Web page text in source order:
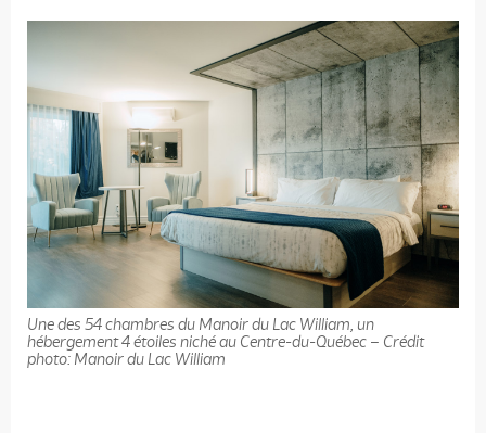
Une des 54 chambres du Manoir du Lac William, un
hébergement 4 étoiles niché au Centre-du-Québec – Crédit
photo: Manoir du Lac William